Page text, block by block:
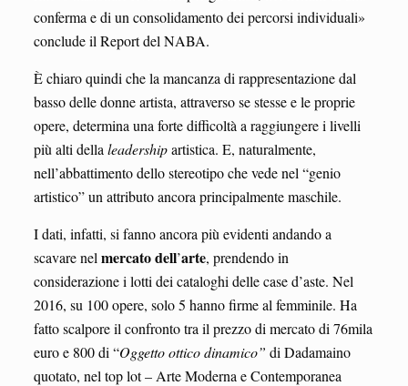
conferma e di un consolidamento dei percorsi individuali»
conclude il Report del NABA.
È chiaro quindi che la mancanza di rappresentazione dal
basso delle donne artista, attraverso se stesse e le proprie
opere, determina una forte difficoltà a raggiungere i livelli
più alti della leadershipartistica. E, naturalmente,
nell’abbattimento dello stereotipo che vede nel “genio
artistico” un attributo ancora principalmente maschile.
I dati, infatti, si fanno ancora più evidenti andando a
scavare nel mercato dell’arte, prendendo in
considerazione i lotti dei cataloghi delle case d’aste. Nel
2016, su 100 opere, solo 5 hanno firme al femminile. Ha
fatto scalpore il confronto tra il prezzo di mercato di 76mila
euro e 800 di “Oggetto ottico dinamico” di Dadamaino
quotato, nel top lot – Arte Moderna e Contemporanea